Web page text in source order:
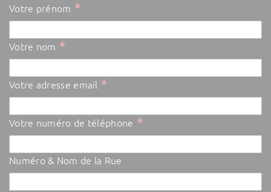
Votre prénom *
Votre nom *
Votre adresse email *
Votre numéro de téléphone *
Numéro & Nom de la Rue